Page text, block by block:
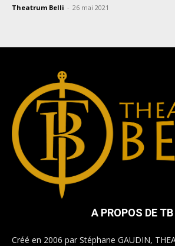
Theatrum Belli - 26 mai 2021
A PROPOS DE TB
Créé en 2006 par Stéphane GAUDIN,